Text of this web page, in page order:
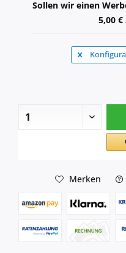
Sollen wir einen
5,00
Merken